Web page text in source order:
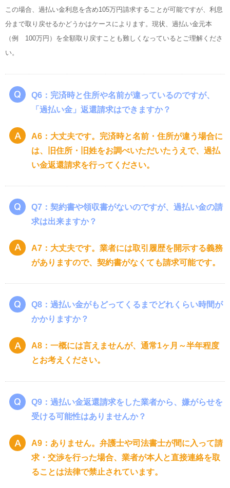
この場合、過払い金利息を含め105万円請求することが可能ですが、利息
分まで取り戻せるかどうかはケースによります。現状、過払い金元本
（例 100万円）を全額取り戻すことも難しくなっているとご理解くださ
い。
Q6：完済時と住所や名前が違っているのですが、
「過払い金」返還請求はできますか？
A6：大丈夫です。完済時と名前・住所が違う場合に
は、旧住所・旧姓をお調べいただいたうえで、過払
い金返還請求を行ってください。
Q7：契約書や領収書がないのですが、過払い金の請
求は出来ますか？
A7：大丈夫です。業者には取引履歴を開示する義務
がありますので、契約書がなくても請求可能です。
Q8：過払い金がもどってくるまでどれくらい時間が
かかりますか？
A8：一概には言えませんが、通常1ヶ月～半年程度
とお考えください。
Q9：過払い金返還請求をした業者から、嫌がらせを
受ける可能性はありませんか？
A9：ありません。弁護士や司法書士が間に入って請
求・交渉を行った場合、業者が本人と直接連絡を取
ることは法律で禁止されています。